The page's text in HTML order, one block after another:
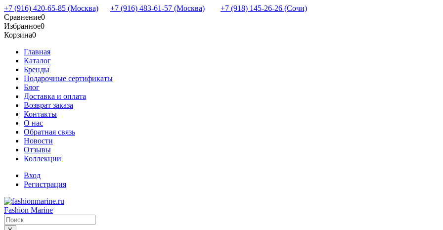
+7 (916) 420-65-85 (Москва) +7 (916) 483-61-57 (Москва)
+7 (918) 145-26-26 (Сочи)
Сравнение0
Избранное0
Корзина0
Главная
Каталог
Бренды
Подарочные сертификаты
Блог
Доставка и оплата
Возврат заказа
Контакты
О нас
Обратная связь
Новости
Отзывы
Коллекции
Вход
Регистрация
Fashion Marine